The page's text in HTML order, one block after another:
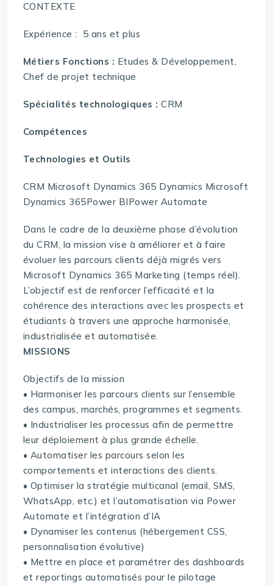
CONTEXTE
Expérience : 5 ans et plus
Métiers Fonctions : Etudes & Développement,
Chef de projet technique
Spécialités technologiques :CRM
Compétences
Technologies et Outils
CRM Microsoft Dynamics 365 Dynamics Microsoft
Dynamics 365Power BIPower Automate
Dans le cadre de la deuxième phase d’évolution
du CRM, la mission vise à améliorer et à faire
évoluer les parcours clients déjà migrés vers
Microsoft Dynamics 365 Marketing (temps réel).
L’objectif est de renforcer l’efficacité et la
cohérence des interactions avec les prospects et
étudiants à travers une approche harmonisée,
industrialisée et automatisée.
MISSIONS
Objectifs de la mission
• Harmoniser les parcours clients sur l’ensemble
des campus, marchés, programmes et segments.
• Industrialiser les processus afin de permettre
leur déploiement à plus grande échelle.
• Automatiser les parcours selon les
comportements et interactions des clients.
• Optimiser la stratégie multicanal (email, SMS,
WhatsApp, etc.) et l’automatisation via Power
Automate et l’intégration d’IA
• Dynamiser les contenus (hébergement CSS,
personnalisation évolutive)
• Mettre en place et paramétrer des dashboards
et reportings automatisés pour le pilotage